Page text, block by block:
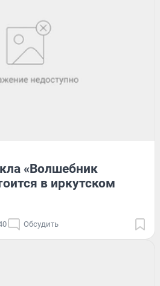
«Волшебник
в иркутском
Обсудить